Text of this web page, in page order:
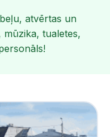
atvērtas un
mūzika, tualetes,